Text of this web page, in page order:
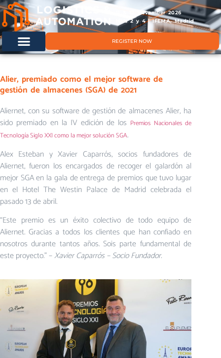
11 & 12 November 2026
Hals 2 y 4 | IFEMA, Madrid
REGISTER NOW
Alier, premiado como el mejor software de
gestión de almacenes (SGA) de 2021
Aliernet, con su software de gestión de almacenes Alier, ha
sido premiado en la IV edición de los Premios Nacionales de
Tecnología Siglo XXI como la mejor solución SGA.
Alex Esteban y Xavier Caparrós, socios fundadores de
Aliernet, fueron los encargados de recoger el galardón al
mejor SGA en la gala de entrega de premios que tuvo lugar
en el Hotel The Westin Palace de Madrid celebrada el
pasado 13 de abril.
“Este premio es un éxito colectivo de todo equipo de
Aliernet. Gracias a todos los clientes que han confiado en
nosotros durante tantos años. Sois parte fundamental de
este proyecto.” –Xavier Caparrós – Socio Fundador.